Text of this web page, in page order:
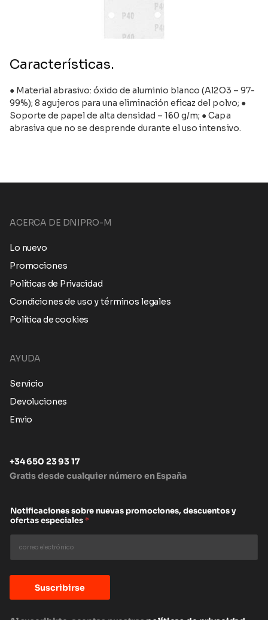
Características.
● Material abrasivo: óxido de aluminio blanco (Al2O3 – 97-
99%); 8 agujeros para una eliminación eficaz del polvo; ●
Soporte de papel de alta densidad – 160 g/m; ● Capa
abrasiva que no se desprende durante el uso intensivo.
ACERCA DE DNIPRO-M
Lo nuevo
Promociones
Políticas de Privacidad
Condiciones de uso y términos legales
Política de cookies
AYUDA
Servicio
Devoluciones
Envio
+34 650 23 93 17
Gratis desde cualquier número en España
Notificaciones sobre nuevas promociones, descuentos y
ofertas especiales*
Suscribirse